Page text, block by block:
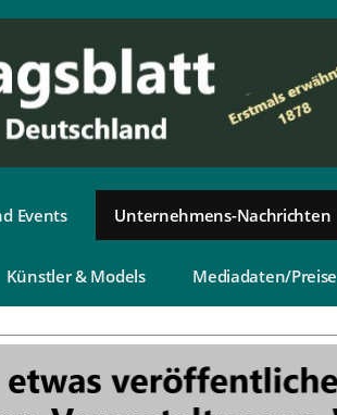
Events Unternehmens-Nachrichten
Künstler & Models Mediadaten/Preise